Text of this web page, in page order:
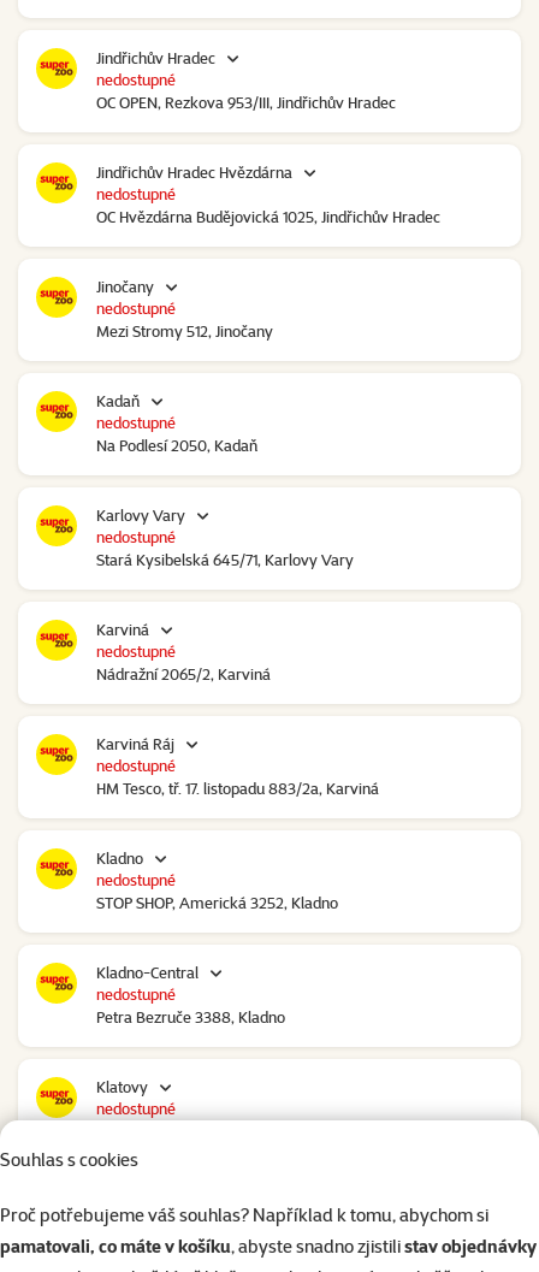
Souhlas s cookies
Proč potřebujeme váš souhlas? Například k tomu, abychom si
pamatovali, co máte v košíku, abyste snadno zjistilistav objednávky
Jindřichův Hradec
OC OPEN, Rezkova 953/III, Jindřichův Hradec
nedostupné
Jindřichův Hradec Hvězdárna
OC Hvězdárna Budějovická 1025, Jindřichův Hradec
nedostupné
Jinočany
Mezi Stromy 512, Jinočany
nedostupné
Kadaň
Na Podlesí 2050, Kadaň
nedostupné
Karlovy Vary
Stará Kysibelská 645/71, Karlovy Vary
nedostupné
Karviná
Nádražní 2065/2, Karviná
nedostupné
Karviná Ráj
HM Tesco, tř. 17. listopadu 883/2a, Karviná
nedostupné
Kladno
STOP SHOP, Americká 3252, Kladno
nedostupné
Kladno-Central
Petra Bezruče 3388, Kladno
nedostupné
Klatovy
nedostupné
Polepská 979, Kolín
nedostupné